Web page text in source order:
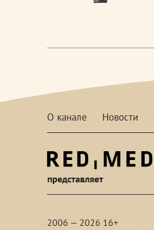
О канале Новости
2006 — 2026 16+